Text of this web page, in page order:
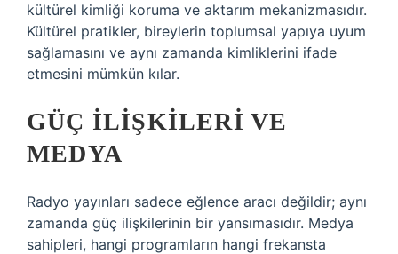
kültürel kimliği koruma ve aktarım mekanizmasıdır.
Kültürel pratikler, bireylerin toplumsal yapıya uyum
sağlamasını ve aynı zamanda kimliklerini ifade
etmesini mümkün kılar.
GÜÇ İLIŞKILERI VE
MEDYA
Radyo yayınları sadece eğlence aracı değildir; aynı
zamanda güç ilişkilerinin bir yansımasıdır. Medya
sahipleri, hangi programların hangi frekansta